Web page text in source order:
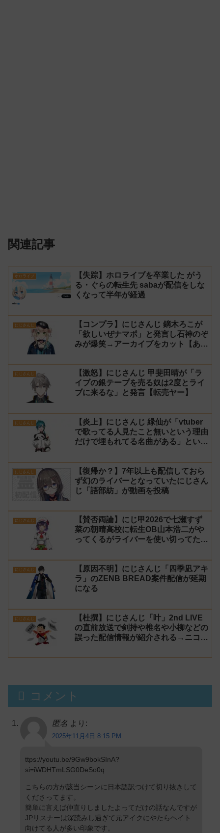
関連記事
ホロライブ
【失踪】ホロライブを卒業した がう
る・ぐらの転生先 sabaが配信をしな
くなって半年が経過
にじさんじ
【コンプラ】にじさんじ 鏑木ろこが
「欲しいぜナマポ」と発言し石神のぞ
みが爆笑→アーカイブをカット【あら
にじさんじ
【激怒】にじさんじ 甲斐田晴が「ラ
イブの銀テープを売る奴は2度とライ
ブに来るな」と発言【転売ヤー】
にじさんじ
【炎上】にじさんじ 緑仙が「vtuber
で歌ってる人見たこと無いという理由
だけで埋もれてる名曲がある」という
にじさんじ
【復帰か？】7年以上も配信しておら
ず幻のライバーとなっていたにじさん
じ「語部紡」が動画を投稿
にじさんじ
【賛否両論】にじ甲2026で七瀬すず
菜の朝晴高校に転生OB山本浩二がや
ってくるがライバーを使い切ってたの
イバーの転生が可能に
にじさんじ
【原因不明】にじさんじ「四季凪アキ
ラ」のZENB BREAD案件配信が延期
になる
にじさんじ
【杜撰】にじさんじ「叶」2nd LIVE
の直前放送で剣持や椎名や小柳などの
誤った配信情報が紹介される→ニコニ
【生成AI?】
コメント
匿名 より:
2025年11月4日 8:15 PM
ttps://youtu.be/9Gw9bokSInA?
si=iWDHTmLSG0DeSo0q
こちらの方が該当シーンに日本語訳つけて切り抜きして
くださってます。
簡単に言えば仲直りしましたよってだけの話なんですが
JPリスナーは深読みし過ぎて元アイクにやたらヘイト
向けてる人が多い印象です。